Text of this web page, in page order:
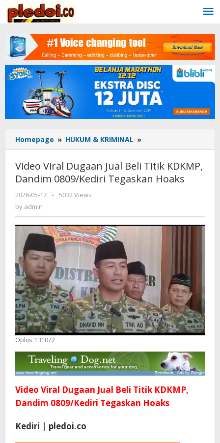
content
Homepage » HUKUM & KRIMINAL »
Viral
Dugaan
Jual
Beli
Hoaks
Video Viral Dugaan Jual Beli Titik KDKMP,
Dandim 0809/Kediri Tegaskan Hoaks
2026-05-17
by
-
5032 Views
by admin
Oplus_131072
Video Viral Dugaan Jual Beli Titik KDKMP,
Dandim 0809/Kediri Tegaskan Hoaks
Kediri | pledoi.co